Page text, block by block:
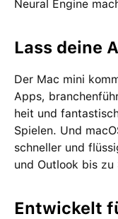
Neural Engine
Lass deine
Der Mac mini
Apps,
heit und
Spielen. Und
schneller und
und Outlook bis zu
Entwickelt